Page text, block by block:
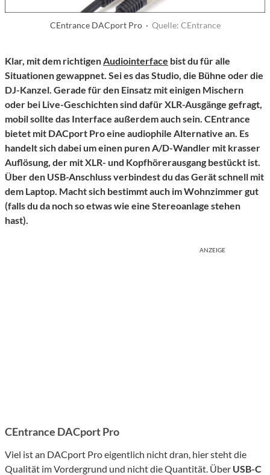
CEntrance DACport Pro · Quelle: CEntrance
Klar, mit dem richtigenAudiointerface bist du für alle
Situationen gewappnet. Sei es das Studio, die Bühne oder die
DJ-Kanzel. Gerade für den Einsatz mit einigen Mischern
oder bei Live-Geschichten sind dafür XLR-Ausgänge gefragt,
mobil sollte das Interface außerdem auch sein. CEntrance
bietet mit DACport Proeine audiophile Alternative an. Es
handelt sich dabei um einen puren A/D-Wandler mit krasser
Auflösung, der mit XLR- und Kopfhörerausgang bestückt ist.
Über den USB-Anschluss verbindest du das Gerät schnell mit
dem Laptop. Macht sich bestimmt auch im Wohnzimmer gut
(falls du da noch so etwas wie eine Stereoanlage stehen
hast).
ANZEIGE
CEntrance DACport Pro
Viel ist an DACport Pro eigentlich nicht dran, hier steht die
Qualität im Vordergrund und nicht die Quantität. Über USB-C